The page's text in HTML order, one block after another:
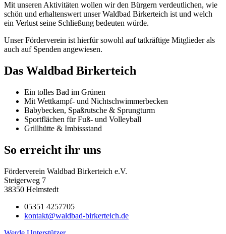
Mit unseren Aktivitäten wollen wir den Bürgern verdeutlichen, wie
schön und erhaltenswert unser Waldbad Birkerteich ist und welch
ein Verlust seine Schließung bedeuten würde.
Unser Förderverein ist hierfür sowohl auf tatkräftige Mitglieder als
auch auf Spenden angewiesen.
Das Waldbad Birkerteich
Ein tolles Bad im Grünen
Mit Wettkampf- und Nichtschwimmerbecken
Babybecken, Spaßrutsche & Sprungturm
Sportflächen für Fuß- und Volleyball
Grillhütte & Imbissstand
So erreicht ihr uns
Förderverein Waldbad Birkerteich e.V.
Steigerweg 7
38350 Helmstedt
05351 4257705
kontakt@waldbad-birkerteich.de